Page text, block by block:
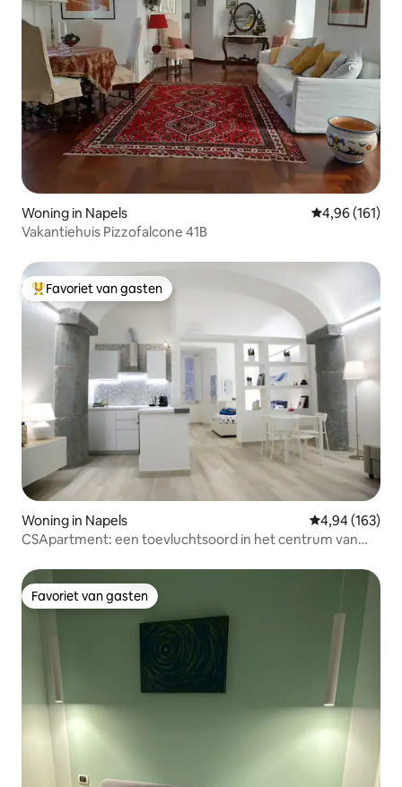
Woning in Napels Gemiddelde
4,96 (161)
Vakantiehuis Pizzofalcone 41B
Topfavoriet van gasten
Favoriet van gasten
Woning in Napels Gemiddelde
4,94 (163)
CSApartment: een toevluchtsoord in het centrum van
Favoriet van gasten
Favoriet van gasten